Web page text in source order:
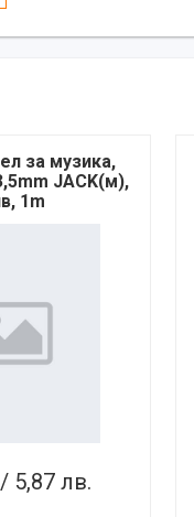
за музика,
JACK(м),
1m
5,87 лв.